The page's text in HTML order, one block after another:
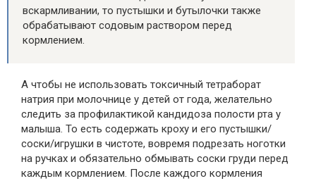
вскармливании, то пустышки и бутылочки также
обрабатывают содовым раствором перед
кормлением.
А чтобы не использовать токсичный тетраборат
натрия при молочнице у детей от года, желательно
следить за профилактикой кандидоза полости рта у
малыша. То есть содержать кроху и его пустышки/
соски/игрушки в чистоте, вовремя подрезать ноготки
на ручках и обязательно обмывать соски груди перед
каждым кормлением. После каждого кормления